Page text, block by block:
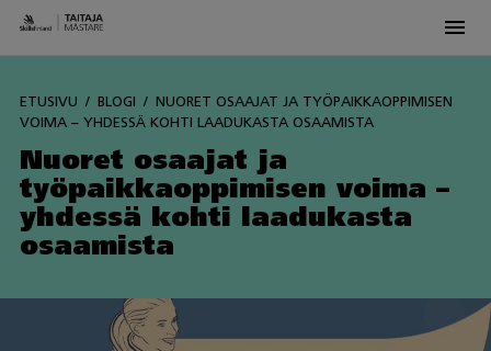
content
ETUSIVU BLOGI
NUORET OSAAJAT JA TYÖPAIKKAOPPIMISEN
VOIMA – YHDESSÄ KOHTI LAADUKASTA OSAAMISTA
Nuoret osaajat ja
työpaikkaoppimisen voima –
yhdessä kohti laadukasta
osaamista